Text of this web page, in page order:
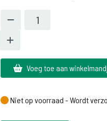
Voeg toe aan
Niet op voorraad - Wordt
Niet op voorraad - Wordt